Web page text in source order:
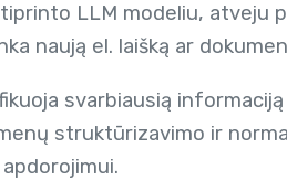
LLM modeliu, atveju
naują el. laišką ar
svarbiausią
struktūrizavimo ir